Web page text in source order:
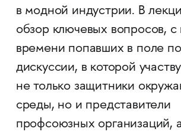
в модной индустрии. В
обзор ключевых вопросов, с
времени попавших в поле
дискуссии, в которой
не только защитники
среды, но и представители
профсоюзных организаций,